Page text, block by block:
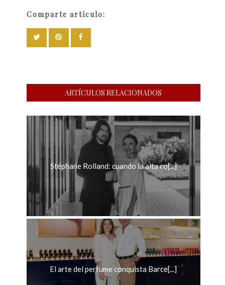
Comparte artículo:
ARTÍCULOS RELACIONADOS
Stéphane Rolland: cuando la alta co[...]
El arte del perfume conquista Barce[...]